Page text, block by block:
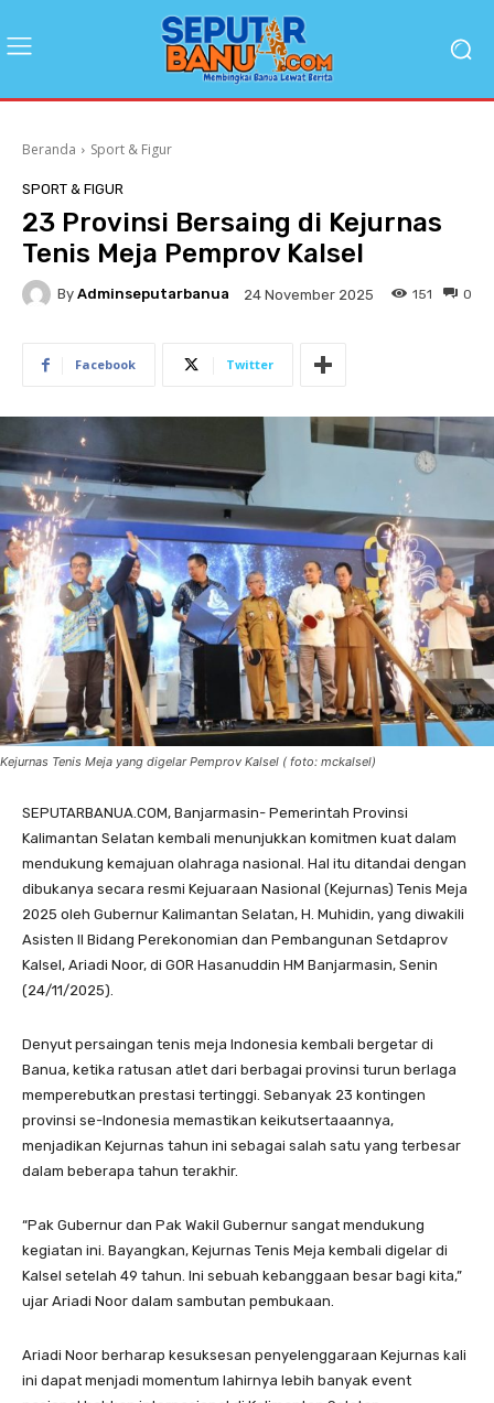
Beranda Sport & Figur
SPORT & FIGUR
23 Provinsi Bersaing di Kejurnas
Tenis Meja Pemprov Kalsel
By Adminseputarbanua 24 November 2025 0
151
Facebook Twitter
Kejurnas Tenis Meja yang digelar Pemprov Kalsel ( foto: mckalsel)
SEPUTARBANUA.COM, Banjarmasin- Pemerintah Provinsi
Kalimantan Selatan kembali menunjukkan komitmen kuat dalam
mendukung kemajuan olahraga nasional. Hal itu ditandai dengan
dibukanya secara resmi Kejuaraan Nasional (Kejurnas) Tenis Meja
2025 oleh Gubernur Kalimantan Selatan, H. Muhidin, yang diwakili
Asisten II Bidang Perekonomian dan Pembangunan Setdaprov
Kalsel, Ariadi Noor, di GOR Hasanuddin HM Banjarmasin, Senin
(24/11/2025).
Denyut persaingan tenis meja Indonesia kembali bergetar di
Banua, ketika ratusan atlet dari berbagai provinsi turun berlaga
memperebutkan prestasi tertinggi. Sebanyak 23 kontingen
provinsi se-Indonesia memastikan keikutsertaaannya,
menjadikan Kejurnas tahun ini sebagai salah satu yang terbesar
dalam beberapa tahun terakhir.
“Pak Gubernur dan Pak Wakil Gubernur sangat mendukung
kegiatan ini. Bayangkan, Kejurnas Tenis Meja kembali digelar di
Kalsel setelah 49 tahun. Ini sebuah kebanggaan besar bagi kita,”
ujar Ariadi Noor dalam sambutan pembukaan.
Ariadi Noor berharap kesuksesan penyelenggaraan Kejurnas kali
ini dapat menjadi momentum lahirnya lebih banyak event